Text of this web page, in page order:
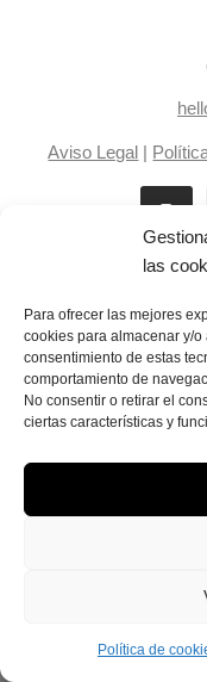
las
Para ofrecer las mejores
cookies para almacenar y/
consentimiento de estas
comportamiento de
No consentir o retirar el
ciertas características y
Política de
Aviso Legal |
Laila